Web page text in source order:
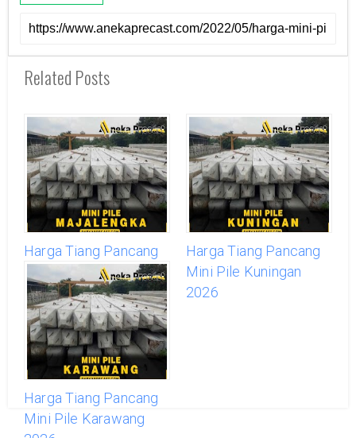
Related Posts
Harga Tiang Pancang
Mini Pile Majalengka
2026
Harga Tiang Pancang
Mini Pile Kuningan
2026
Harga Tiang Pancang
Mini Pile Karawang